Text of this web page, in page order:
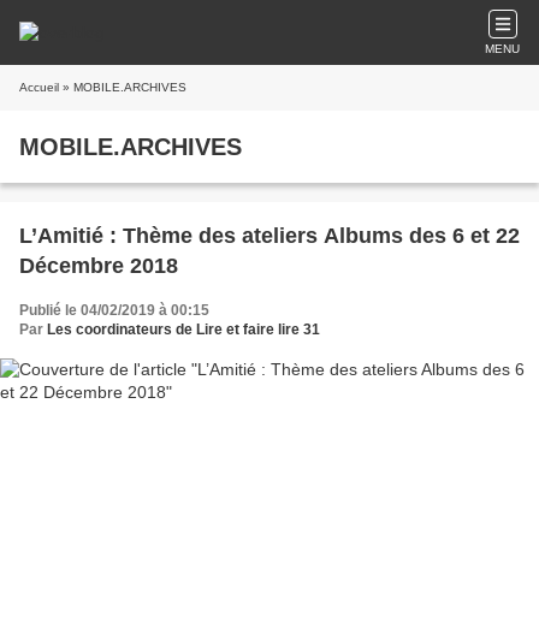
MENU
Accueil » MOBILE.ARCHIVES
MOBILE.ARCHIVES
L’Amitié : Thème des ateliers Albums des 6 et 22
Décembre 2018
Publié le 04/02/2019 à 00:15
Par Les coordinateurs de Lire et faire lire 31